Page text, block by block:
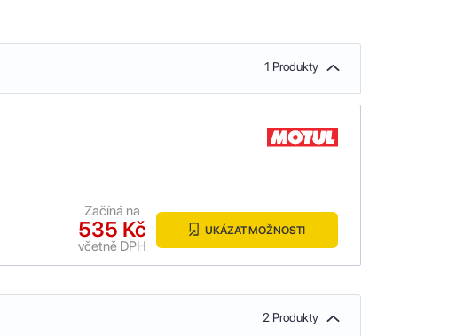
1 Produkty
535 Kč
včetně DPH
Začíná na
UKÁZAT MOŽNOSTI
2 Produkty